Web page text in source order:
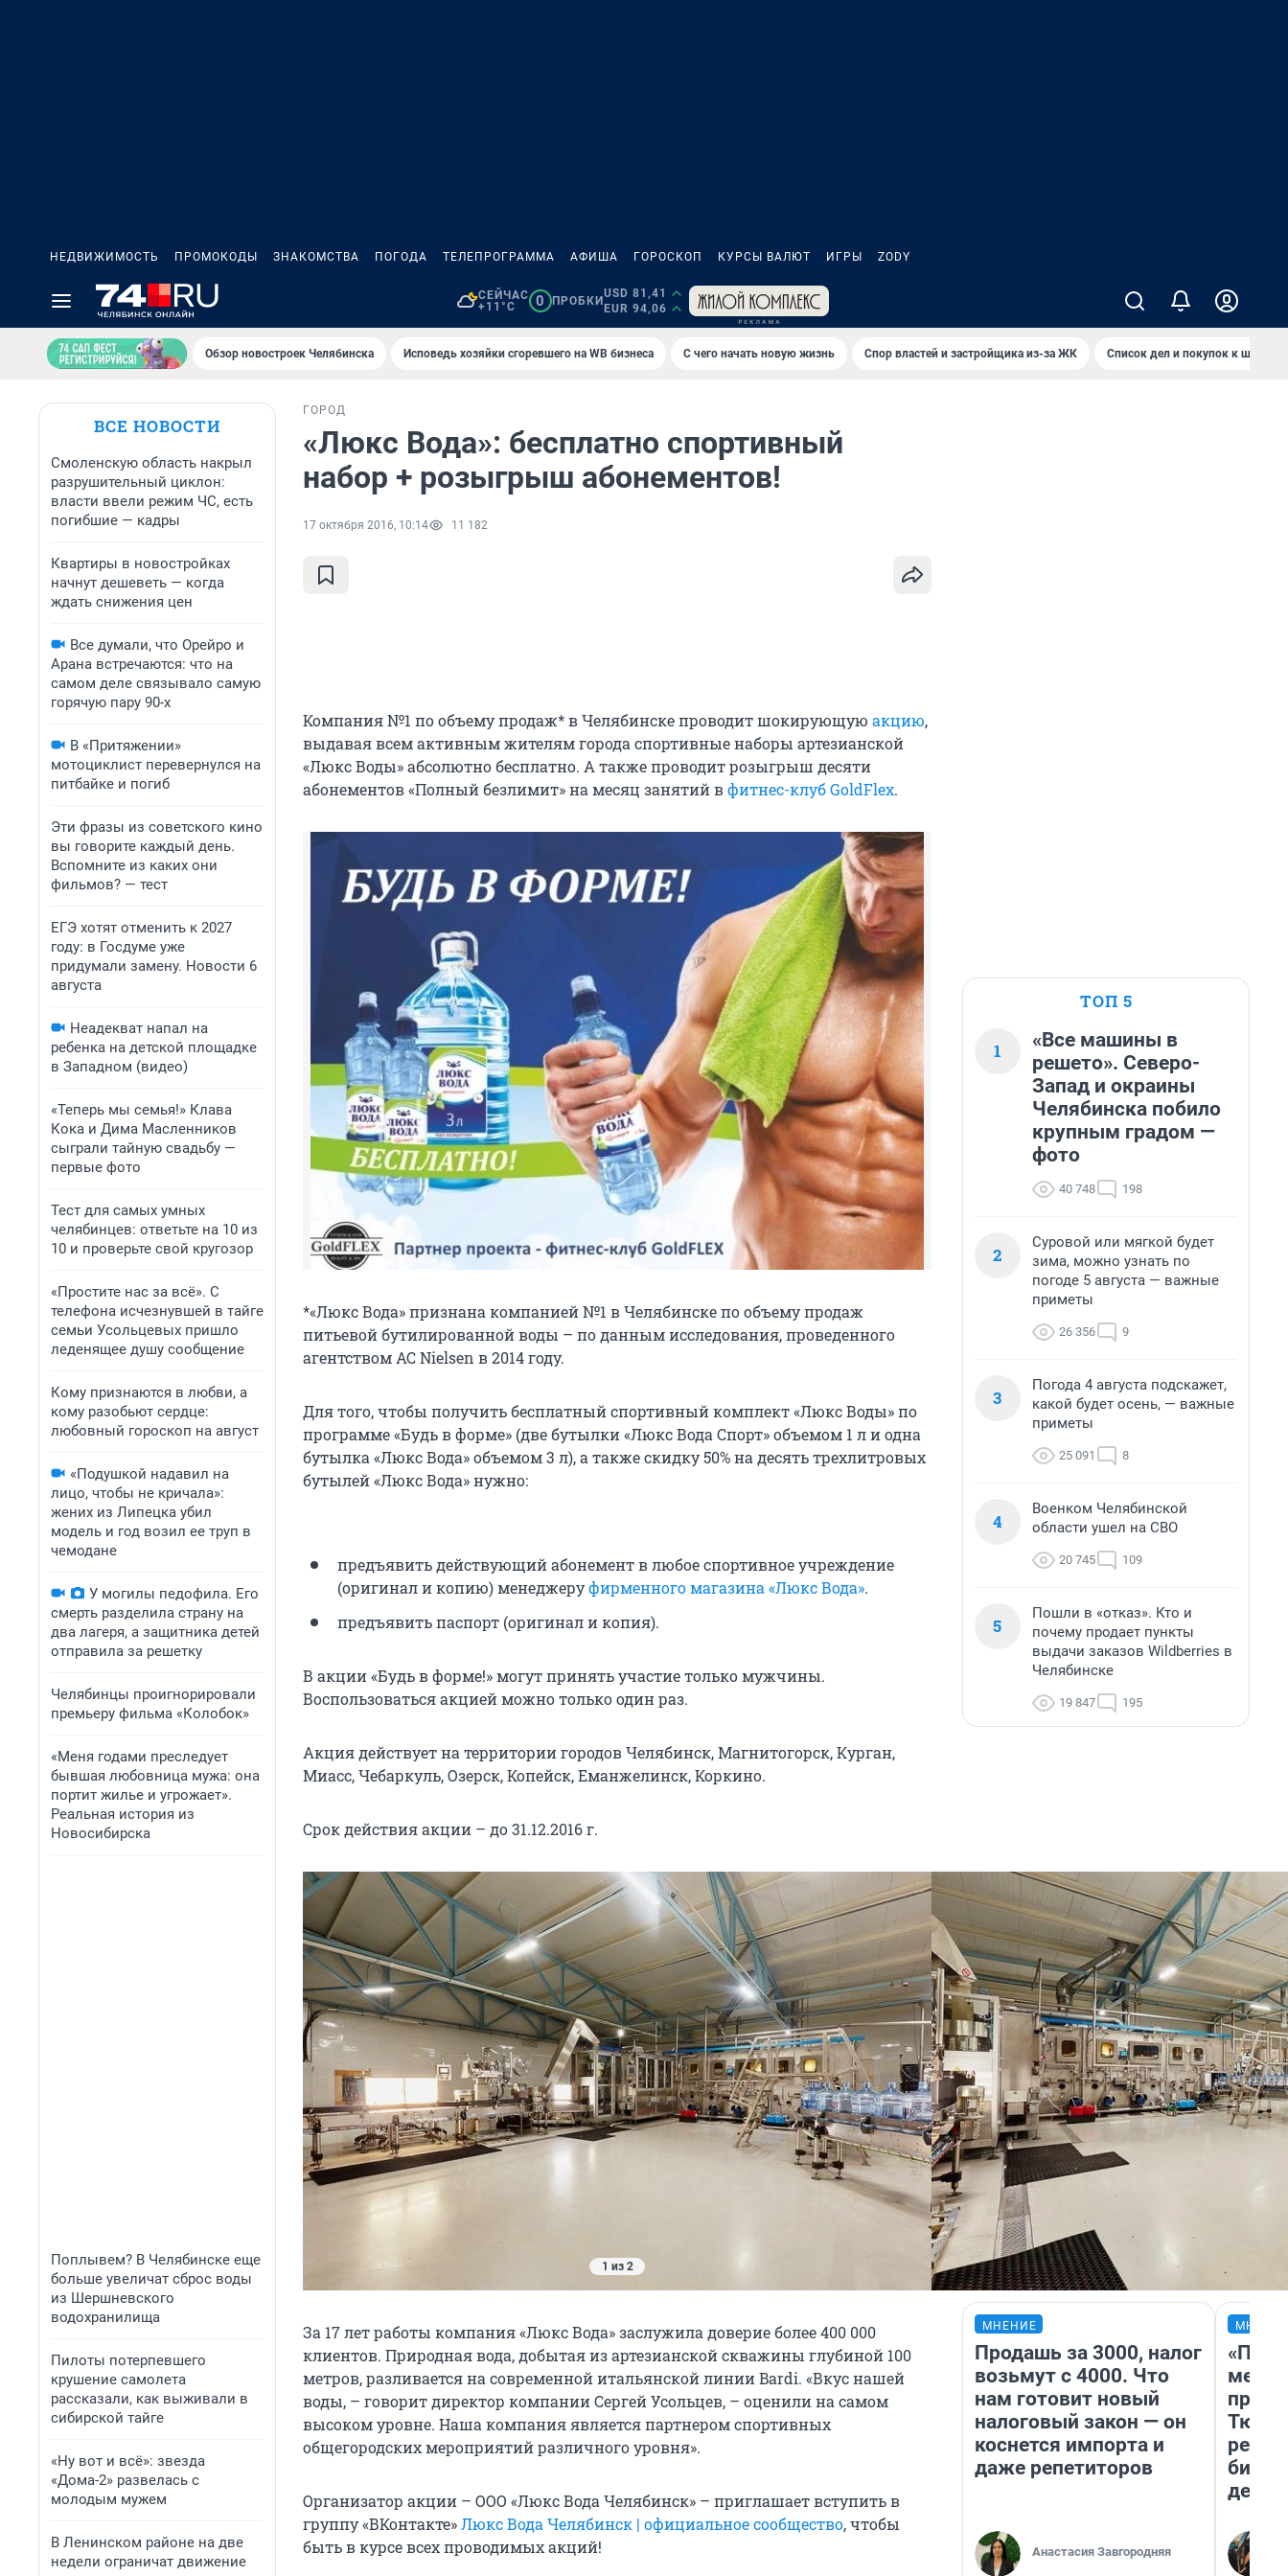
НЕДВИЖИМОСТЬ ПРОМОКОДЫ ЗНАКОМСТВА ПОГОДА ТЕЛЕПРОГРАММА АФИША ГОРОСКОП КУРСЫ ВАЛЮТ ИГРЫ ZODY
СЕЙЧАС
+11°C
0 ПРОБКИ
USD 81,41
EUR 94,06
Обзор новостроек Челябинска Исповедь хозяйки сгоревшего на WB бизнеса С чего начать новую жизнь Спор властей и застройщика из-за ЖК Список дел и покупок к школе
ВСЕ НОВОСТИ
Смоленскую область накрыл
разрушительный циклон:
власти ввели режим ЧС, есть
погибшие — кадры
Квартиры в новостройках
начнут дешеветь — когда
ждать снижения цен
Все думали, что Орейро и
Арана встречаются: что на
самом деле связывало самую
горячую пару 90-х
В «Притяжении»
мотоциклист перевернулся на
питбайке и погиб
Эти фразы из советского кино
вы говорите каждый день.
Вспомните из каких они
фильмов? — тест
ЕГЭ хотят отменить к 2027
году: в Госдуме уже
придумали замену. Новости 6
августа
Неадекват напал на
ребенка на детской площадке
в Западном (видео)
«Теперь мы семья!» Клава
Кока и Дима Масленников
сыграли тайную свадьбу —
первые фото
Тест для самых умных
челябинцев: ответьте на 10 из
10 и проверьте свой кругозор
«Простите нас за всё». С
телефона исчезнувшей в тайге
семьи Усольцевых пришло
леденящее душу сообщение
Кому признаются в любви, а
кому разобьют сердце:
любовный гороскоп на август
«Подушкой надавил на
лицо, чтобы не кричала»:
жених из Липецка убил
модель и год возил ее труп в
чемодане
У могилы педофила. Его
смерть разделила страну на
два лагеря, а защитника детей
отправила за решетку
Челябинцы проигнорировали
премьеру фильма «Колобок»
«Меня годами преследует
бывшая любовница мужа: она
портит жилье и угрожает».
Реальная история из
Новосибирска
Поплывем? В Челябинске еще
больше увеличат сброс воды
из Шершневского
водохранилища
Пилоты потерпевшего
крушение самолета
рассказали, как выживали в
сибирской тайге
«Ну вот и всё»: звезда
«Дома-2» развелась с
молодым мужем
В Ленинском районе на две
недели ограничат движение
ГОРОД
«Люкс Вода»: бесплатно спортивный
набор + розыгрыш абонементов!
17 октября 2016, 10:14 11 182
Компания №1 по объему продаж* в Челябинске проводит шокирующую акцию,
выдавая всем активным жителям города спортивные наборы артезианской
«Люкс Воды» абсолютно бесплатно. А также проводит розыгрыш десяти
абонементов «Полный безлимит» на месяц занятий вфитнес-клуб GoldFlex.
*«Люкс Вода» признана компанией №1 в Челябинске по объему продаж
питьевой бутилированной воды – по данным исследования, проведенного
агентством AC Nielsen в 2014 году.
Для того, чтобы получить бесплатный спортивный комплект «Люкс Воды» по
программе «Будь в форме» (две бутылки «Люкс Вода Спорт» объемом 1 л и одна
бутылка «Люкс Вода» объемом 3 л), а также скидку 50% на десять трехлитровых
бутылей «Люкс Вода» нужно:
предъявить действующий абонемент в любое спортивное учреждение
(оригинал и копию) менеджеруфирменного магазина «Люкс Вода».
предъявить паспорт (оригинал и копия).
В акции «Будь в форме!» могут принять участие только мужчины.
Воспользоваться акцией можно только один раз.
Акция действует на территории городов Челябинск, Магнитогорск, Курган,
Миасс, Чебаркуль, Озерск, Копейск, Еманжелинск, Коркино.
Срок действия акции – до 31.12.2016 г.
1 из 2
За 17 лет работы компания «Люкс Вода» заслужила доверие более 400 000
клиентов. Природная вода, добытая из артезианской скважины глубиной 100
метров, разливается на современной итальянской линии Bardi. «Вкус нашей
воды, – говорит директор компании Сергей Усольцев, – оценили на самом
высоком уровне. Наша компания является партнером спортивных
общегородских мероприятий различного уровня».
Организатор акции – ООО «Люкс Вода Челябинск» – приглашает вступить в
группу «ВКонтакте»Люкс Вода Челябинск | официальное сообщество, чтобы
быть в курсе всех проводимых акций!
ТОП 5
1
«Все машины в
решето». Северо-
Запад и окраины
Челябинска побило
крупным градом —
фото
40 748 198
2
Суровой или мягкой будет
зима, можно узнать по
погоде 5 августа — важные
приметы
26 356 9
3
Погода 4 августа подскажет,
какой будет осень, — важные
приметы
25 091 8
4
Военком Челябинской
области ушел на СВО
20 745 109
5
Пошли в «отказ». Кто и
почему продает пункты
выдачи заказов Wildberries в
Челябинске
19 847 195
МНЕНИЕ
Продашь за 3000, налог
возьмут с 4000. Что
нам готовит новый
налоговый закон — он
коснется импорта и
даже репетиторов
Анастасия Завгородняя